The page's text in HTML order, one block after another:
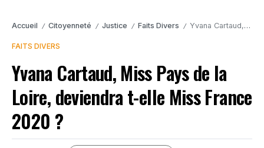
Accueil / Citoyenneté / Justice / Faits Divers / Yvana Cartaud, Miss Pays de la Loire, deviendra t-elle Miss France 2020 ?
FAITS DIVERS
Yvana Cartaud, Miss Pays de la
Loire, deviendra t-elle Miss France
2020 ?